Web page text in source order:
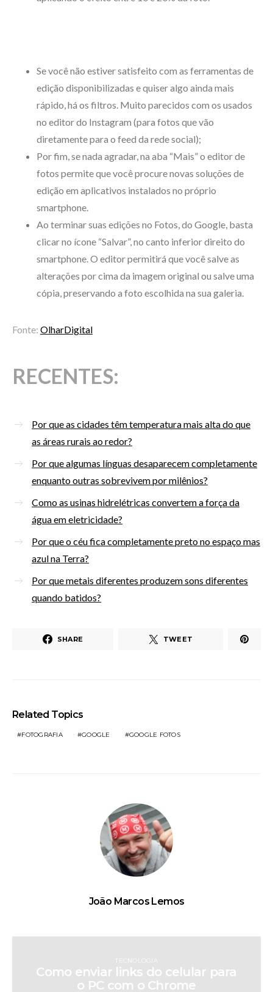
Se você não estiver satisfeito com as ferramentas de
edição disponibilizadas e quiser algo ainda mais
rápido, há os filtros. Muito parecidos com os usados
no editor do Instagram (para fotos que vão
diretamente para o feed da rede social);
Por fim, se nada agradar, na aba “Mais” o editor de
fotos permite que você procure novas soluções de
edição em aplicativos instalados no próprio
smartphone.
Ao terminar suas edições no Fotos, do Google, basta
clicar no ícone “Salvar”, no canto inferior direito do
smartphone. O editor permitirá que você salve as
alterações por cima da imagem original ou salve uma
cópia, preservando a foto escolhida na sua galeria.
Fonte: OlharDigital
RECENTES:
Por que as cidades têm temperatura mais alta do que
as áreas rurais ao redor?
Por que algumas línguas desaparecem completamente
enquanto outras sobrevivem por milênios?
Como as usinas hidrelétricas convertem a força da
água em eletricidade?
Por que o céu fica completamente preto no espaço mas
azul na Terra?
Por que metais diferentes produzem sons diferentes
quando batidos?
SHARE TWEET
Related Topics
FOTOGRAFIA GOOGLE GOOGLE FOTOS
João Marcos Lemos
TECNOLOGIA
Como enviar links do celular para
o PC com o Chrome